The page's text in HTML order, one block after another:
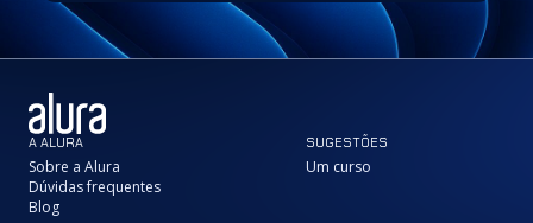
A ALURA
Sobre a Alura
Dúvidas frequentes
Blog
SUGESTÕES
Um curso